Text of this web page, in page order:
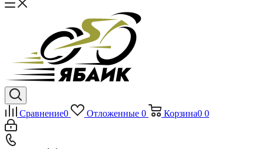
Сравнение0 Отложенные 0 Корзина0 0